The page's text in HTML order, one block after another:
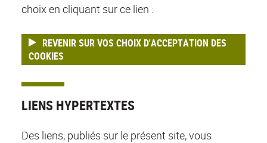
choix en cliquant sur ce lien :
REVENIR SUR VOS CHOIX D'ACCEPTATION DES
COOKIES
LIENS HYPERTEXTES
Des liens, publiés sur le présent site, vous